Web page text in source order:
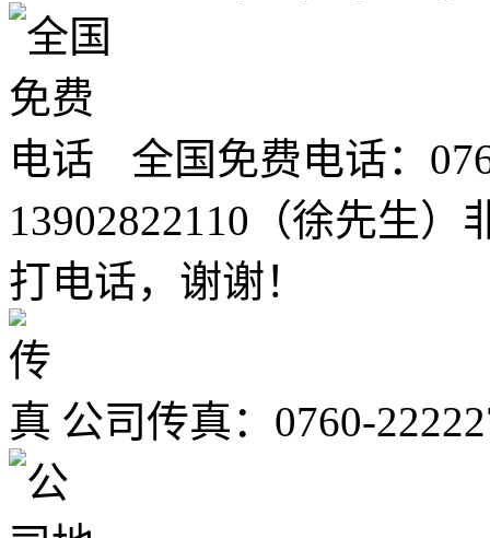
全国免费电话：
13902822110（徐先生
打电话，谢谢！
公司传真：0760-